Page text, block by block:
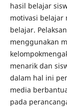
hasil belajar
motivasi
belajar.
menggunakan
menarik dan
dalam hal ini
media
pada